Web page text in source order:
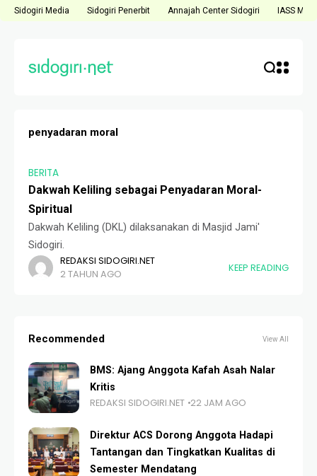
Sidogiri Media Sidogiri Penerbit Annajah Center Sidogiri IASS
penyadaran moral
BERITA
Dakwah Keliling sebagai Penyadaran Moral-
Spiritual
Dakwah Keliling (DKL) dilaksanakan di Masjid Jami'
Sidogiri.
REDAKSI SIDOGIRI.NET
2 TAHUN AGO
KEEP READING
Recommended View All
BMS: Ajang Anggota Kafah Asah Nalar
Kritis
REDAKSI SIDOGIRI.NET 22 JAM AGO
Direktur ACS Dorong Anggota Hadapi
Tantangan dan Tingkatkan Kualitas di
Semester Mendatang